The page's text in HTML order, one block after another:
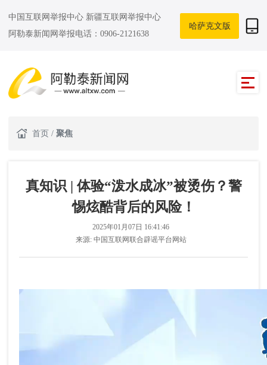
中国互联网举报中心 新疆互联网举报中心
阿勒泰新闻网举报电话：0906-2121638
哈萨克文版
首页 / 聚焦
真知识 | 体验“泼水成冰”被烫伤？警
惕炫酷背后的风险！
2025年01月07日 16:41:46
来源: 中国互联网联合辟谣平台网站